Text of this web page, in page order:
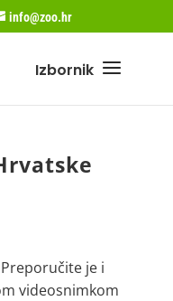
info@zoo.hr
je i
videosnimkom